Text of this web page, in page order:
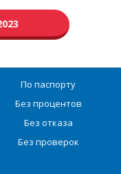
По паспорту
Без процентов
Без отказа
Без проверок